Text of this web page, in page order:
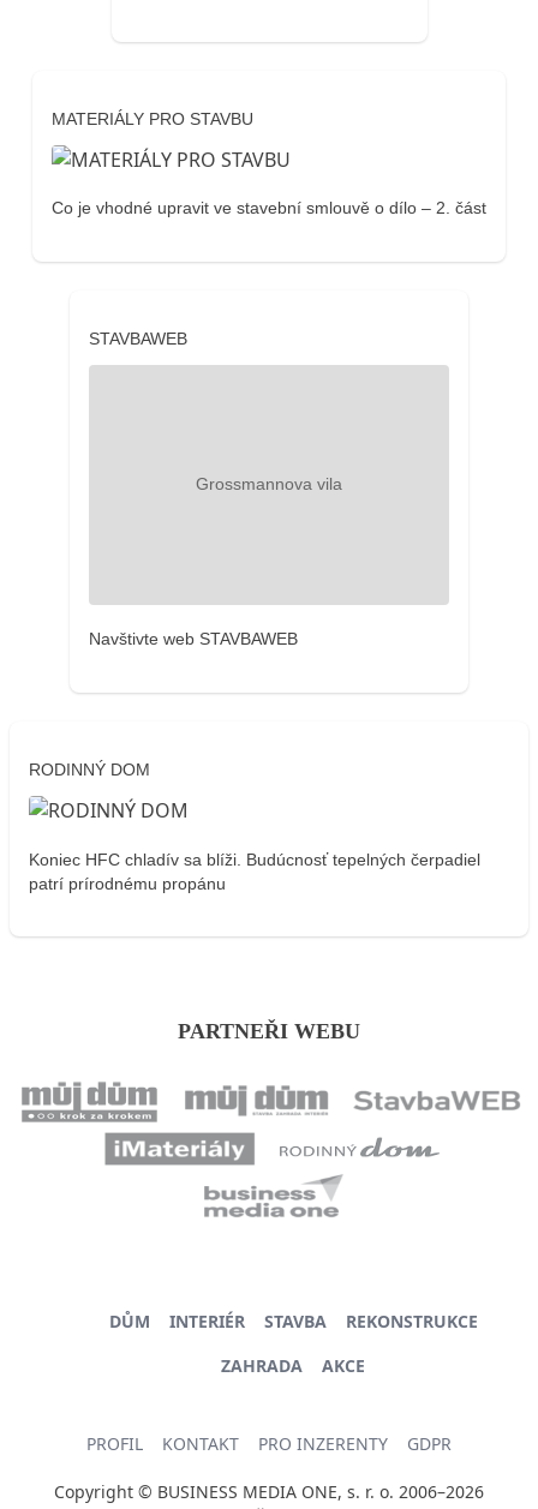
MATERIÁLY PRO STAVBU
Co je vhodné upravit ve stavební smlouvě o dílo – 2. část
STAVBAWEB
Navštivte web STAVBAWEB
RODINNÝ DOM
Koniec HFC chladív sa blíži. Budúcnosť tepelných čerpadiel
patrí prírodnému propánu
PARTNEŘI WEBU
DŮM INTERIÉR STAVBA
REKONSTRUKCE
ZAHRADA
AKCE
PROFIL KONTAKT PRO INZERENTY GDPR
Copyright © BUSINESS MEDIA ONE, s. r. o. 2006–2026